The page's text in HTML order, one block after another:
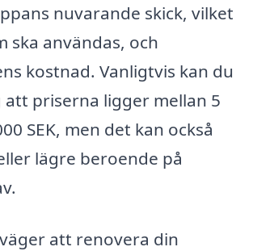
nuvarande skick, vilket
ska användas, och
kostnad. Vanligtvis kan du
priserna ligger mellan 5
SEK, men det kan också
lägre beroende på
att renovera din